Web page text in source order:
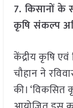
7. किसानों के
कृषि संकल्प
केंद्रीय कृषि
चौहान ने
की।